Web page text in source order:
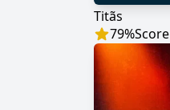
Titãs
79%Score